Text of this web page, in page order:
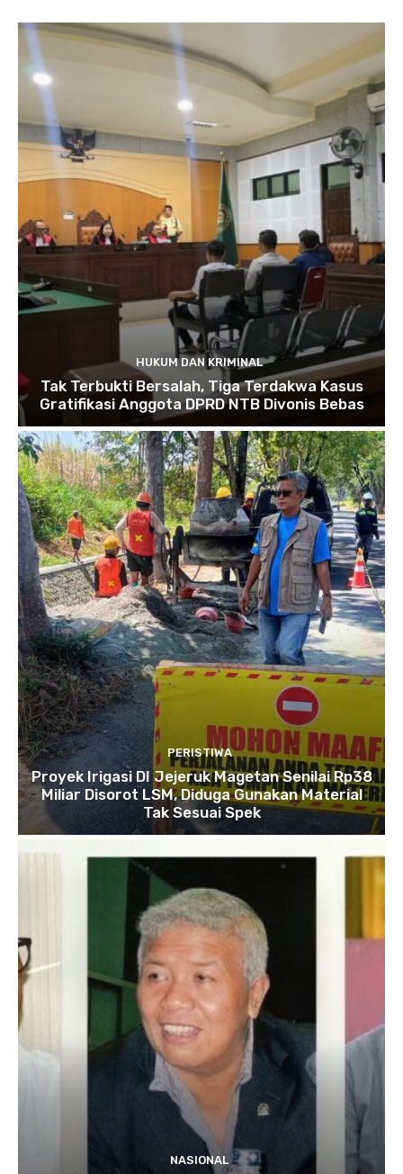
HUKUM DAN KRIMINAL
Tak Terbukti Bersalah, Tiga Terdakwa Kasus
Gratifikasi Anggota DPRD NTB Divonis Bebas
PERISTIWA
Proyek Irigasi DI Jejeruk Magetan Senilai Rp38
Miliar Disorot LSM, Diduga Gunakan Material
Tak Sesuai Spek
NASIONAL